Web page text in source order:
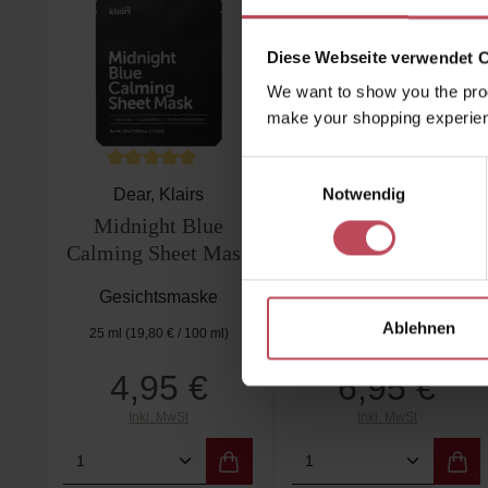
Diese Webseite verwendet
We want to show you the
make your shopping
Notwendig
Ablehnen
Durchschnittliche Bewertung von 5 von 5 Sternen
Dear, Klairs
Midnight Blue
Calming Sheet Mask
Gesichtsmaske
25 ml (19,80 € / 100 ml)
Regulärer Preis:
4,95 €
Inkl. MwSt
Produkt Anzahl: Gib den
Biodance
Hydro Cera-NOL
Real Deep Mask
Gesichtsmaske
Regulärer Preis:
6,95 €
Produkt